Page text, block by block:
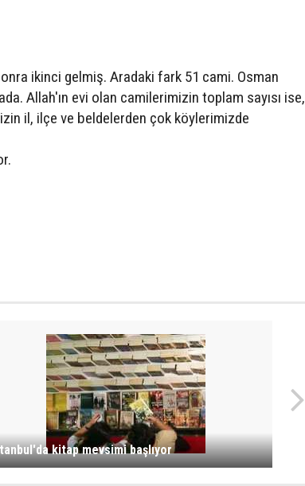
ikinci gelmiş. Aradaki fark 51 cami. Osman
Allah'ın evi olan camilerimizin toplam sayısı ise,
il, ilçe ve beldelerden çok köylerimizde
kitap mevsimi başlıyor